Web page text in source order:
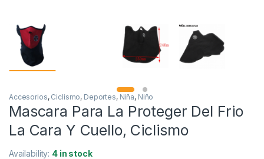
Accesorios, Ciclismo, Deportes, Niña, Niño
Mascara Para La Proteger Del Frio
La Cara Y Cuello, Ciclismo
Availability: 4 in stock